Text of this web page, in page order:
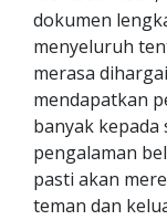
dokumen
menyeluruh
merasa
mendapatkan
banyak kepada
pengalaman
pasti akan
teman dan